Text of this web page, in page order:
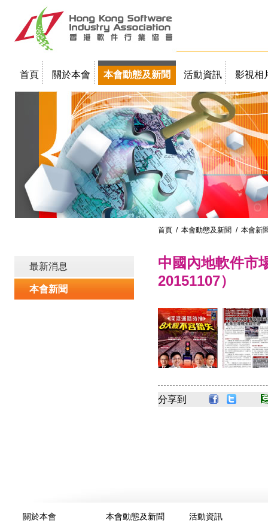
首頁 關於本會 本會動態及新聞 活動資訊 影視相
教學簡報
首頁 / 本會動態及新聞 / 本會新
最新消息
本會新聞
中國內地軟件市
20151107）
分享到
關於本會 本會動態及新聞 活動資訊